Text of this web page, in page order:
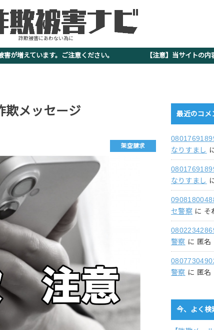
詐欺被害にあわない為に
被害が増えています。ご注意ください。 【注意】当サイトの内容
欺メッセージ
架空請求
最近のコメ
なりすまし
なりすまし
セ警察 に そ
警察 に 匿名
警察 に 匿名
今、よく検